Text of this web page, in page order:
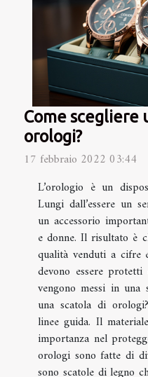
Come scegliere
orologi?
17 febbraio 2022 03:44
L’orologio è un
Lungi dall’essere un
un accessorio
e donne. Il risultato è
qualità venduti a cifre
devono essere
vengono messi in una
una scatola di
linee guida. Il
importanza nel
orologi sono fatte di
sono scatole di legno